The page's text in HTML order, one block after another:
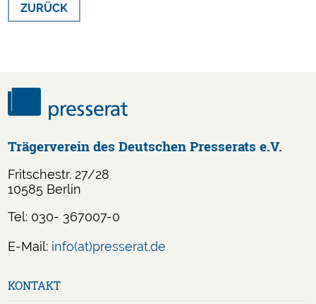
ZURÜCK
Trägerverein des Deutschen Presserats e.V.
Fritschestr. 27/28
10585 Berlin
Tel: 030- 367007-0
E-Mail: info(at)presserat.de
überspringen
KONTAKT